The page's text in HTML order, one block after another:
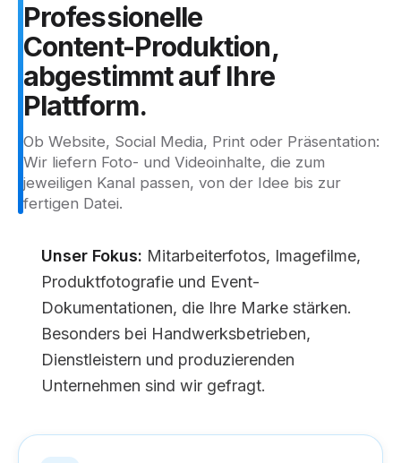
Professionelle
Content-Produktion,
abgestimmtauf Ihre
Plattform.
Ob Website, Social Media, Print oder Präsentation:
Wir liefern Foto- und Videoinhalte, die zum
jeweiligen Kanal passen, von der Idee bis zur
fertigen Datei.
Unser Fokus: Mitarbeiterfotos, Imagefilme,
Produktfotografie und Event-
Dokumentationen, die Ihre Marke stärken.
Besonders bei Handwerksbetrieben,
Dienstleistern und produzierenden
Unternehmen sind wir gefragt.